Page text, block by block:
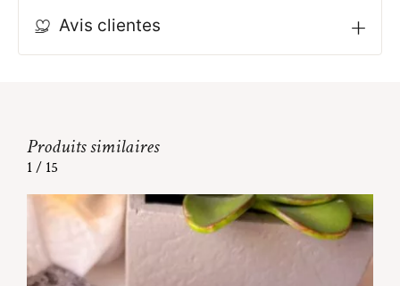
Avis clientes
Produits similaires
1/ 15